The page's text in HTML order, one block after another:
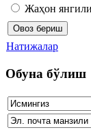
Жаҳон
Натижалар
Обуна бўлиш